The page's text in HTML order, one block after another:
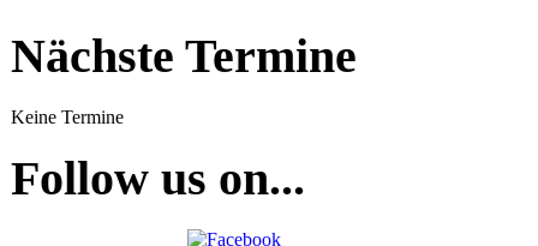
Nächste Termine
Keine Termine
Follow us on...